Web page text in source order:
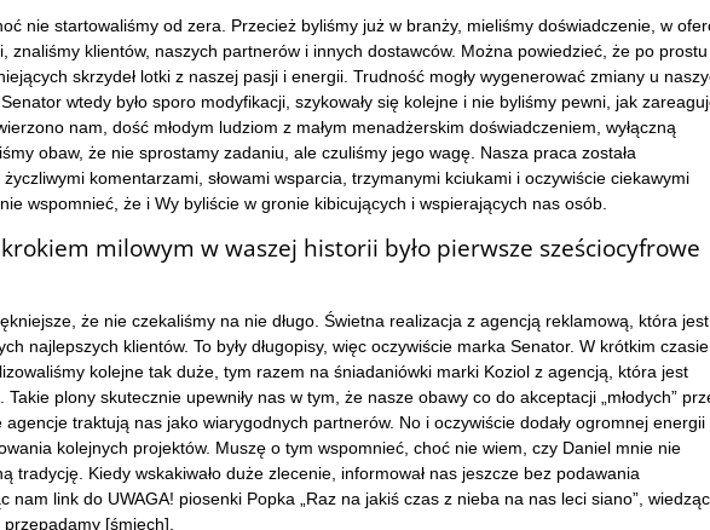
nie startowaliśmy od zera. Przecież byliśmy już w branży, mieliśmy doświadczenie, w
znaliśmy klientów, naszych partnerów i innych dostawców. Można powiedzieć, że po prostu
skrzydeł lotki z naszej pasji i energii. Trudność mogły wygenerować zmiany u
wtedy było sporo modyfikacji, szykowały się kolejne i nie byliśmy pewni, jak
nam, dość młodym ludziom z małym menadżerskim doświadczeniem, wyłączną
obaw, że nie sprostamy zadaniu, ale czuliśmy jego wagę. Nasza praca została
komentarzami, słowami wsparcia, trzymanymi kciukami i oczywiście ciekawymi
wspomnieć, że i Wy byliście w gronie kibicujących i wspierających nas osób.
milowym w waszej historii było pierwsze sześciocyfrowe
że nie czekaliśmy na nie długo. Świetna realizacja z agencją reklamową, która jest
najlepszych klientów. To były długopisy, więc oczywiście marka Senator. W krótkim czasie
kolejne tak duże, tym razem na śniadaniówki marki Koziol z agencją, która jest
plony skutecznie upewniły nas w tym, że nasze obawy co do akceptacji „młodych”
agencje traktują nas jako wiarygodnych partnerów. No i oczywiście dodały ogromnej energii
kolejnych projektów. Muszę o tym wspomnieć, choć nie wiem, czy Daniel mnie nie
tradycję. Kiedy wskakiwało duże zlecenie, informował nas jeszcze bez podawania
nam link do UWAGA! piosenki Popka „Raz na jakiś czas z nieba na nas leci siano”, wiedząc,
[śmiech].